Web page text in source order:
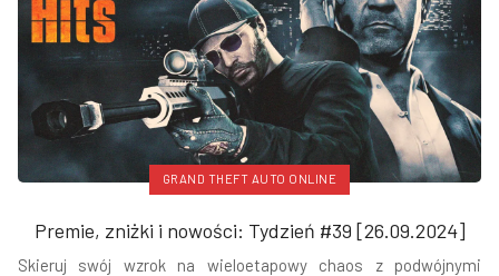
GRAND THEFT AUTO ONLINE
Premie, zniżki i nowości: Tydzień #39 [26.09.2024]
Skieruj swój wzrok na wieloetapowy chaos z podwójnymi